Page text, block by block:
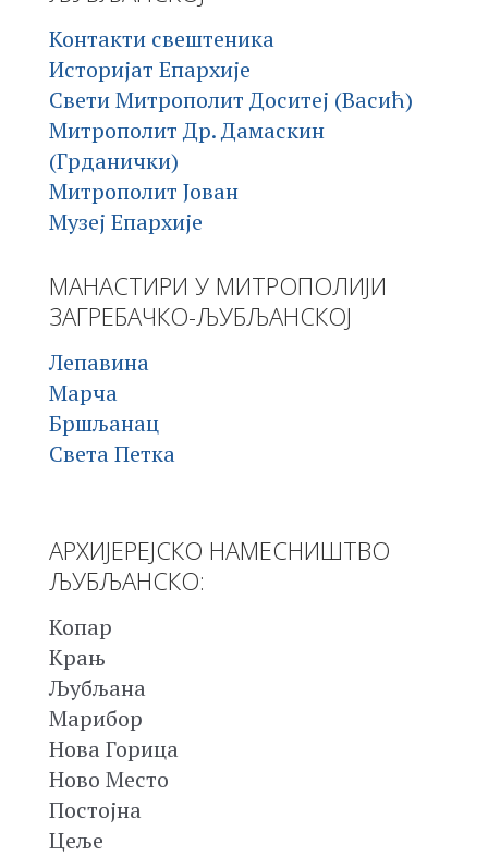
Контакти свештеника
Историјат Епархије
Свети Митрополит Доситеј (Васић)
Митрополит Др. Дамаскин
(Грданички)
Митрополит Јован
Музеј Епархије
МАНАСТИРИ У МИТРОПОЛИЈИ
ЗАГРЕБАЧКО-ЉУБЉАНСКОЈ
Лепавина
Марча
Бршљанац
Света Петка
АРХИЈЕРЕЈСКО НАМЕСНИШТВО
ЉУБЉАНСКО:
Копар
Крањ
Љубљана
Марибор
Нова Горица
Ново Место
Постојна
Цеље